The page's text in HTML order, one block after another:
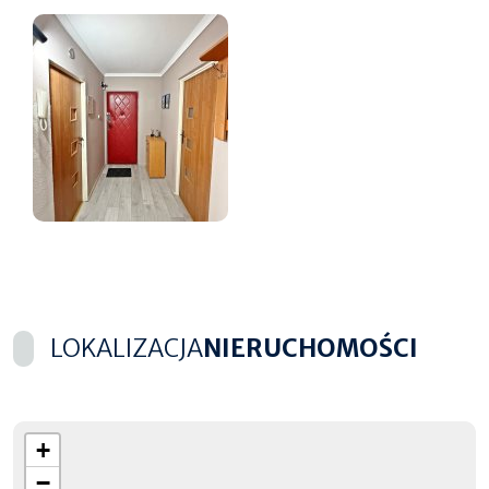
LOKALIZACJANIERUCHOMOŚCI
+
−